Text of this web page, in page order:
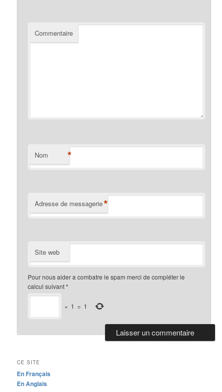
Commentaire
Nom *
Adresse de messagerie*
Site web
Pour nous aider a combatre le spam merci de compléter le
calcul suivant*
× 1 = 1
CE SITE
En Français
En Anglais